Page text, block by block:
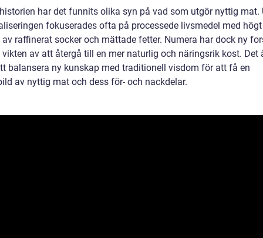
har det funnits olika syn på vad som utgör nyttig mat.
fokuserades ofta på processede livsmedel med högt
raffinerat socker och mättade fetter. Numera har dock ny
av att återgå till en mer naturlig och näringsrik kost. Det
balansera ny kunskap med traditionell visdom för att få en
av nyttig mat och dess för- och nackdelar.